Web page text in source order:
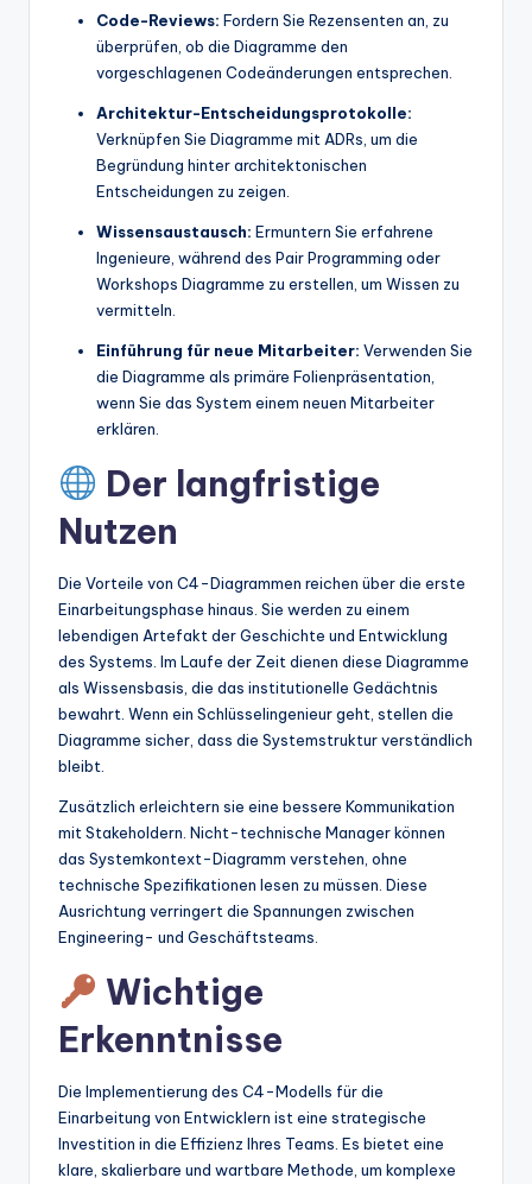
Code-Reviews: Fordern Sie Rezensenten an, zu
überprüfen, ob die Diagramme den
vorgeschlagenen Codeänderungen entsprechen.
Architektur-Entscheidungsprotokolle:
Verknüpfen Sie Diagramme mit ADRs, um die
Begründung hinter architektonischen
Entscheidungen zu zeigen.
Wissensaustausch: Ermuntern Sie erfahrene
Ingenieure, während des Pair Programming oder
Workshops Diagramme zu erstellen, um Wissen zu
vermitteln.
Einführung für neue Mitarbeiter: Verwenden Sie
die Diagramme als primäre Folienpräsentation,
wenn Sie das System einem neuen Mitarbeiter
erklären.
Der langfristige
Nutzen
Die Vorteile von C4-Diagrammen reichen über die erste
Einarbeitungsphase hinaus. Sie werden zu einem
lebendigen Artefakt der Geschichte und Entwicklung
des Systems. Im Laufe der Zeit dienen diese Diagramme
als Wissensbasis, die das institutionelle Gedächtnis
bewahrt. Wenn ein Schlüsselingenieur geht, stellen die
Diagramme sicher, dass die Systemstruktur verständlich
bleibt.
Zusätzlich erleichtern sie eine bessere Kommunikation
mit Stakeholdern. Nicht-technische Manager können
das Systemkontext-Diagramm verstehen, ohne
technische Spezifikationen lesen zu müssen. Diese
Ausrichtung verringert die Spannungen zwischen
Engineering- und Geschäftsteams.
Wichtige
Erkenntnisse
Die Implementierung des C4-Modells für die
Einarbeitung von Entwicklern ist eine strategische
Investition in die Effizienz Ihres Teams. Es bietet eine
klare, skalierbare und wartbare Methode, um komplexe